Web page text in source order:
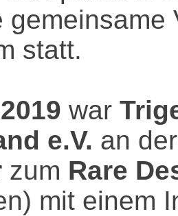
gemeinsame
statt.
war
e.V. an
zum Rare
mit einem